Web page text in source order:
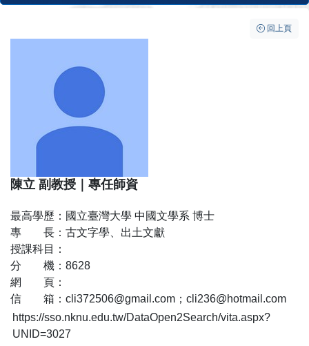
回上頁
陳立 副教授 ｜ 專任師資
最高學歷： 國立臺灣大學 中國文學系 博士
專 長： 古文字學、出土文獻
授課科目：
分 機： 8628
網 頁：
信 箱： cli372506@gmail.com；cli236@hotmail.com
https://sso.nknu.edu.tw/DataOpen2Search/vita.aspx?
UNID=3027